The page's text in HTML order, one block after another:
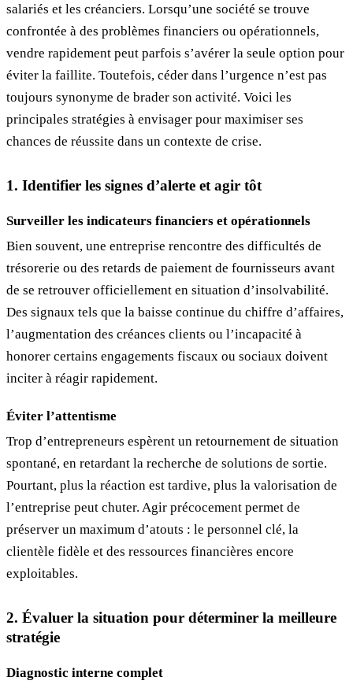
salariés et les créanciers. Lorsqu’une société se trouve
confrontée à des problèmes financiers ou opérationnels,
vendre rapidement peut parfois s’avérer la seule option pour
éviter la faillite. Toutefois, céder dans l’urgence n’est pas
toujours synonyme de brader son activité. Voici les
principales stratégies à envisager pour maximiser ses
chances de réussite dans un contexte de crise.
1. Identifier les signes d’alerte et agir tôt
Surveiller les indicateurs financiers et opérationnels
Bien souvent, une entreprise rencontre des difficultés de
trésorerie ou des retards de paiement de fournisseurs avant
de se retrouver officiellement en situation d’insolvabilité.
Des signaux tels que la baisse continue du chiffre d’affaires,
l’augmentation des créances clients ou l’incapacité à
honorer certains engagements fiscaux ou sociaux doivent
inciter à réagir rapidement.
Éviter l’attentisme
Trop d’entrepreneurs espèrent un retournement de situation
spontané, en retardant la recherche de solutions de sortie.
Pourtant, plus la réaction est tardive, plus la valorisation de
l’entreprise peut chuter. Agir précocement permet de
préserver un maximum d’atouts : le personnel clé, la
clientèle fidèle et des ressources financières encore
exploitables.
2. Évaluer la situation pour déterminer la meilleure
stratégie
Diagnostic interne complet